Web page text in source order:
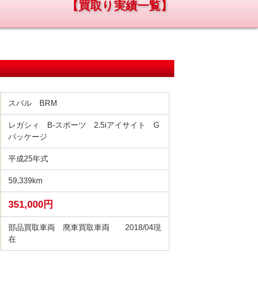
【買取り実績一覧】
スバル BRM
レガシィ B-スポーツ 2.5iアイサイト G
パッケージ
平成25年式
59,339km
351,000円
部品買取車両 廃車買取車両 2018/04現
在